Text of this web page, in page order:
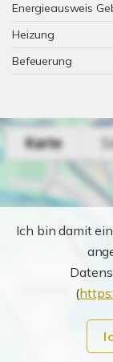
Energieausweis
Heizung
Befeuerung
Ich bin damit
(